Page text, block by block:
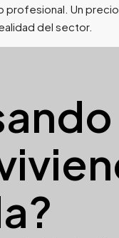
profesional. Un
del sector.